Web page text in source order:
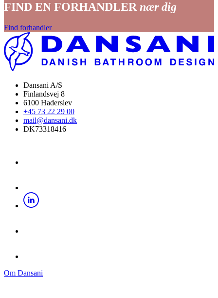
FIND EN FORHANDLER nær dig
Find forhandler
Dansani A/S
Finlandsvej 8
6100 Haderslev
+45 73 22 29 00
mail@dansani.dk
DK73318416
Om Dansani